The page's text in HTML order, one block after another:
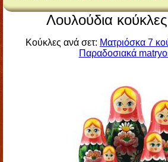
Λουλούδια
Κούκλες ανά σετ: Ματριόσκα 7
Παραδοσιακά